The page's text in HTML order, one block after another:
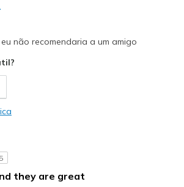
não recomendaria a um amigo
5
they are great